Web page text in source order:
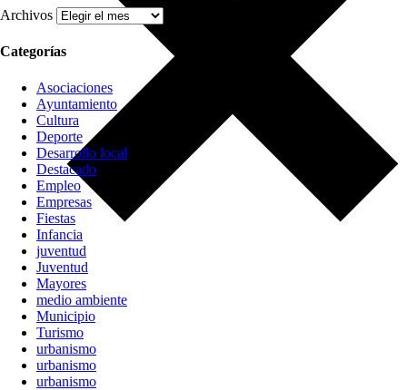
Archivos
Categorías
Asociaciones
Ayuntamiento
Cultura
Deporte
Desarrollo local
Destacado
Empleo
Empresas
Fiestas
Infancia
juventud
Juventud
Mayores
medio ambiente
Municipio
Turismo
urbanismo
urbanismo
urbanismo